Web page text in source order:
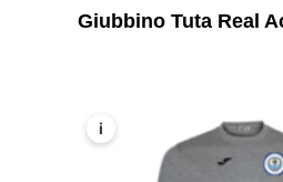
Giubbino Tuta Real
i